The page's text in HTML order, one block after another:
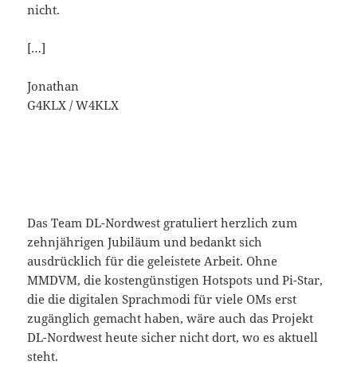
nicht.
[…]
Jonathan
G4KLX / W4KLX
Das Team DL-Nordwest gratuliert herzlich zum
zehnjährigen Jubiläum und bedankt sich
ausdrücklich für die geleistete Arbeit. Ohne
MMDVM, die kostengünstigen Hotspots und Pi-Star,
die die digitalen Sprachmodi für viele OMs erst
zugänglich gemacht haben, wäre auch das Projekt
DL-Nordwest heute sicher nicht dort, wo es aktuell
steht.